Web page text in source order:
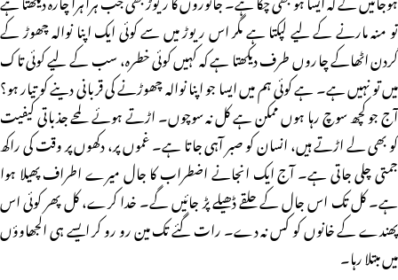
تو منہ مارنے کے لیے لپکتا ہے مگر اس ریوڑ میں سے کوئی ایک اپنا نوالہ چھوڑ کے
گردن اٹھاکے چاروں طرف دیکھتا ہے کہ کہیں کوئی خطرہ، سب کے لیے کوئی تاک
میں تو نہیں ہے۔ ہے کوئی ہم میں ایسا جو اپنا نوالہ چھوڑنے کی قربانی دینے کو تیار ہو؟
آج جو کچھ سوچ رہا ہوں ممکن ہے کل نہ سوچوں۔ اڑتے ہوئے لمحے جذباتی کیفیت
کو بھی لے اڑتے ہیں، انسان کو صبر آہی جاتا ہے۔ غموں پر، دکھوں پر وقت کی راکھ
جمتی چلی جاتی ہے۔ آج ایک انجانے اضطراب کا جال میرے اطراف پھیلا ہوا
ہے۔ کل تک اس جال کے حلقے ڈھیلے پڑ جائیں گے۔ خدا کرے، کل پھر کوئی اس
پھندے کے خانوں کو کس نہ دے۔ رات گئے تک مین رو رو کر ایسے ہی الجھاوؤں
میں مبتلا رہا۔